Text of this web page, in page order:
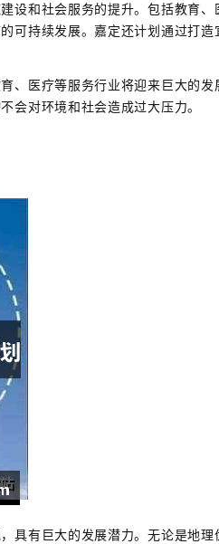
设和社会服务的提升。包括教育、
可持续发展。嘉定还计划通过打造
、医疗等服务行业将迎来巨大的发
会对环境和社会造成过大压力。
具有巨大的发展潜力。无论是地理